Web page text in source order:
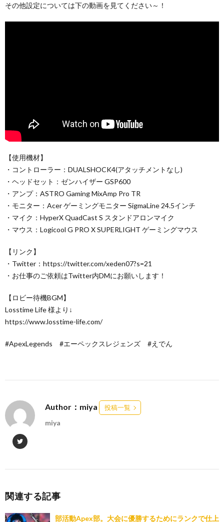
その他設定については下の動画を見てください～！
【使用機材】
・コントローラー：DUALSHOCK4(アタッチメントなし)
・ヘッドセット：ゼンハイザー GSP600
・アンプ：ASTRO Gaming MixAmp Pro TR
・モニター：Acer ゲーミングモニター SigmaLine 24.5インチ
・マイク：HyperX QuadCast S スタンドアロンマイク
・マウス：Logicool G PRO X SUPERLIGHT ゲーミングマウス
【リンク】
・Twitter：https://twitter.com/xeden07?s=21
・お仕事のご依頼はTwitter内DMにお願いします！
【ロビー待機BGM】
Losstime Life 様より↓
https://www.losstime-life.com/
#ApexLegends #エーペックスレジェンズ #えでん
Author：miya 投稿一覧
miya
関連する記事
部活動Apex部。大会に優勝するためにランクで仕上